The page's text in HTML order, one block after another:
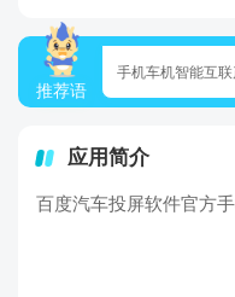
推荐语
手机车机智能互联
应用简介
百度汽车投屏软件官方